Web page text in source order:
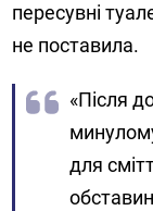
пересувні
не поставила.
«Після
для